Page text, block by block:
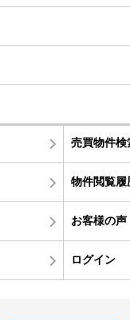
売買物件検
物件閲覧履
お客様の声
ログイン